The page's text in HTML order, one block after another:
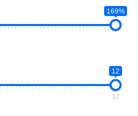
169%
12
12